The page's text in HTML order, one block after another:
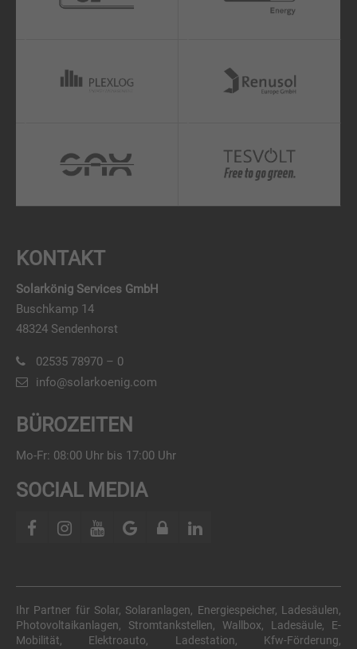
KONTAKT
Solarkönig Services GmbH
Buschkamp 14
48324 Sendenhorst
02535 78970 – 0
info@solarkoenig.com
BÜROZEITEN
Mo-Fr: 08:00 Uhr bis 17:00 Uhr
SOCIAL MEDIA
Ihr Partner für Solar, Solaranlagen, Energiespeicher, Ladesäulen,
Photovoltaikanlagen, Stromtankstellen, Wallbox, Ladesäule, E-
Mobilität, Elektroauto, Ladestation, Kfw-Förderung,